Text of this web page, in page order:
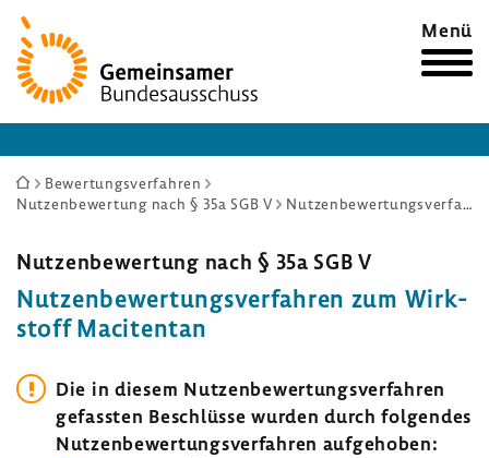
Zur
Startseite
Menü
Sie
sind
Bewertungsverfahren
Nutzenbewertung nach § 35a SGB V
Nutzenbewertungsverfahren zum Wirkstoff Macitentan
Nutzen­be­wer­tung nach § 35a SGB V
Nutzen­be­wer­tungs­ver­fahren zum Wirk­
stoff Maci­tentan
Die in diesem Nutzen­be­wer­tungs­ver­fahren
gefassten Beschlüsse wurden durch folgendes
Nutzen­be­wer­tungs­ver­fahren aufge­hoben: